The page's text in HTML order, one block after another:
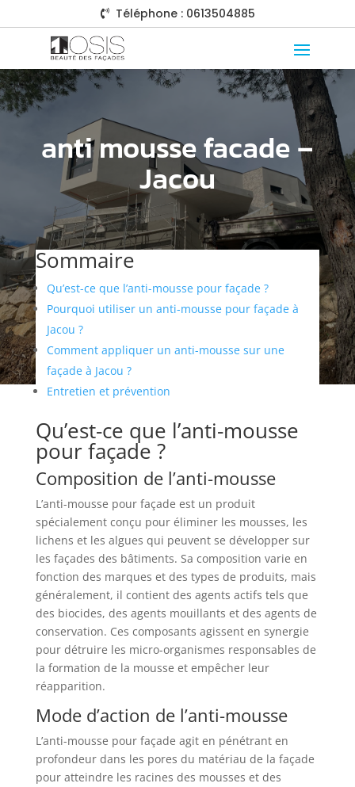
 Téléphone : 0613504885
anti mousse facade –
Jacou
Sommaire
Qu’est-ce que l’anti-mousse pour façade ?
Pourquoi utiliser un anti-mousse pour façade à
Jacou ?
Comment appliquer un anti-mousse sur une
façade à Jacou ?
Entretien et prévention
Qu’est-ce que l’anti-mousse
pour façade ?
Composition de l’anti-mousse
L’anti-mousse pour façade est un produit
spécialement conçu pour éliminer les mousses, les
lichens et les algues qui peuvent se développer sur
les façades des bâtiments. Sa composition varie en
fonction des marques et des types de produits, mais
généralement, il contient des agents actifs tels que
des biocides, des agents mouillants et des agents de
conservation. Ces composants agissent en synergie
pour détruire les micro-organismes responsables de
la formation de la mousse et empêcher leur
réapparition.
Mode d’action de l’anti-mousse
L’anti-mousse pour façade agit en pénétrant en
profondeur dans les pores du matériau de la façade
pour atteindre les racines des mousses et des